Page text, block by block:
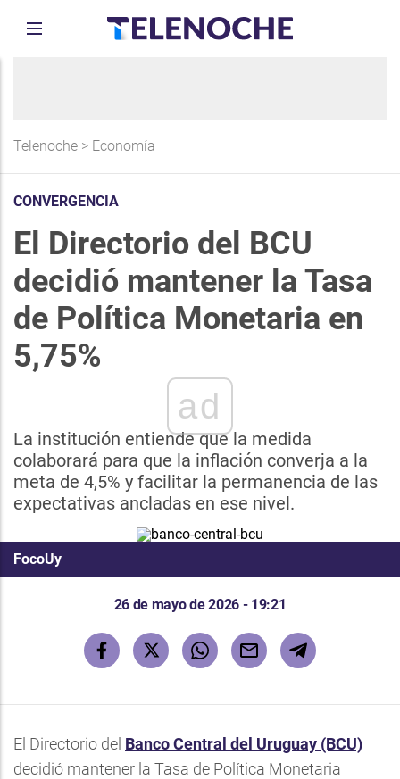
Telenoche > Economía
CONVERGENCIA
El Directorio del BCU
decidió mantener la Tasa
de Política Monetaria en
5,75%
ad
La institución entiende que la medida
colaborará para que la inflación converja a la
meta de 4,5% y facilitar la permanencia de las
expectativas ancladas en ese nivel.
FocoUy
26 de mayo de 2026 - 19:21
El Directorio del Banco Central del Uruguay (BCU)
decidió mantener la Tasa de Política Monetaria